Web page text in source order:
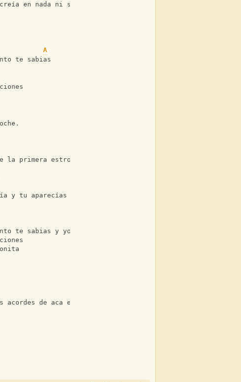
en nada ni siquiera
A
te sabias
la primera estrofa)
y tu aparecías
te sabias y yo te dije:
acordes de aca en adelante)